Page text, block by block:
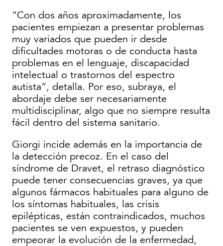
“Con dos años aproximadamente, los
pacientes empiezan a presentar problemas
muy variados que pueden ir desde
dificultades motoras o de conducta hasta
problemas en el lenguaje, discapacidad
intelectual o trastornos del espectro
autista”, detalla. Por eso, subraya, el
abordaje debe ser necesariamente
multidisciplinar, algo que no siempre resulta
fácil dentro del sistema sanitario.
Giorgi incide además en la importancia de
la detección precoz. En el caso del
síndrome de Dravet, el retraso diagnóstico
puede tener consecuencias graves, ya que
algunos fármacos habituales para alguno de
los síntomas habituales, las crisis
epilépticas, están contraindicados, muchos
pacientes se ven expuestos, y pueden
empeorar la evolución de la enfermedad,